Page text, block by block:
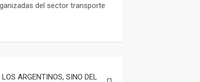
del sector transporte
ARGENTINOS, SINO DEL